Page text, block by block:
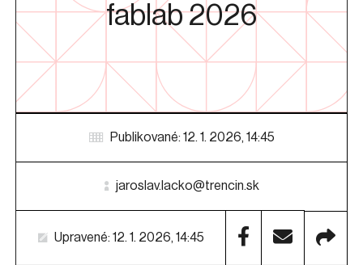
fablab 2026
Publikované: 12. 1. 2026, 14:45
jaroslav.lacko@trencin.sk
Upravené: 12. 1. 2026, 14:45